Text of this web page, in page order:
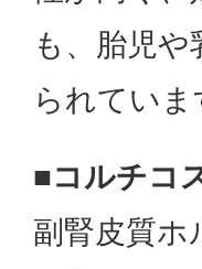
も、胎児
られていま
■コルチコ
副腎皮質ホ